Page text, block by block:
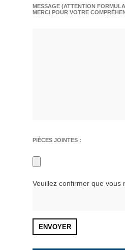
MESSAGE (ATTENTION
MERCI POUR VOTRE
PIÈCES JOINTES :
Veuillez confirmer que vous